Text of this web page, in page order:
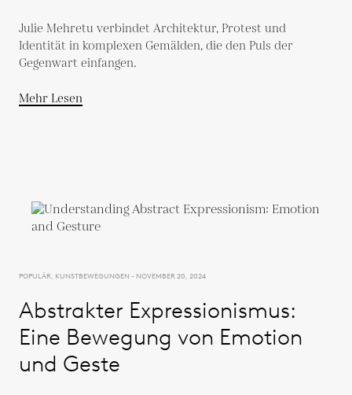
Julie Mehretu verbindet Architektur, Protest und
Identität in komplexen Gemälden, die den Puls der
Gegenwart einfangen.
Mehr Lesen
POPULÄR, KUNSTBEWEGUNGEN - NOVEMBER 20, 2024
Abstrakter Expressionismus:
Eine Bewegung von Emotion
und Geste